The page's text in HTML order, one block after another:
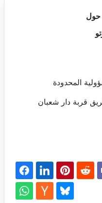
حول
المحدودة
قربة دار شعبان